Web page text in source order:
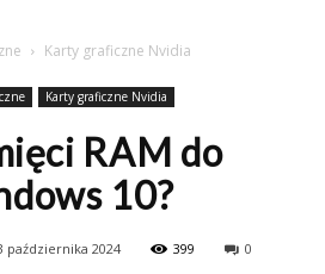
Karty graficzne Nvidia
Karty graficzne Nvidia
RAM do
10?
października 2024 399 0